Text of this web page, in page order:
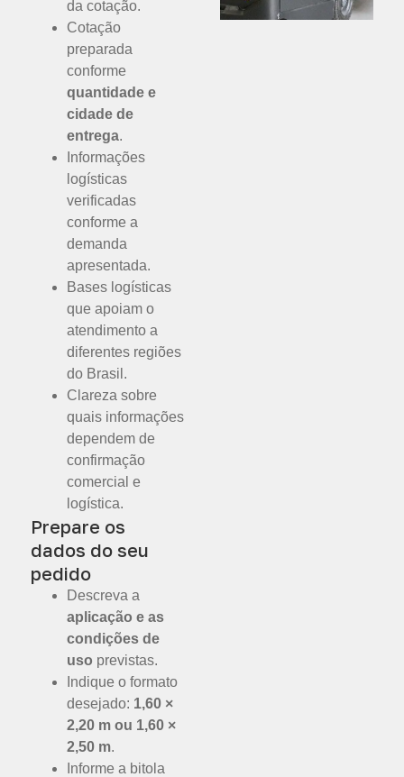
da cotação.
Cotação
preparada
conforme
quantidade e
cidade de
entrega.
Informações
logísticas
verificadas
conforme a
demanda
apresentada.
Bases logísticas
que apoiam o
atendimento a
diferentes regiões
do Brasil.
Clareza sobre
quais informações
dependem de
confirmação
comercial e
logística.
Prepare os
dados do seu
pedido
Descreva a
aplicação e as
condições de
uso previstas.
Indique o formato
desejado: 1,60 ×
2,20 m ou 1,60 ×
2,50 m.
Informe a bitola